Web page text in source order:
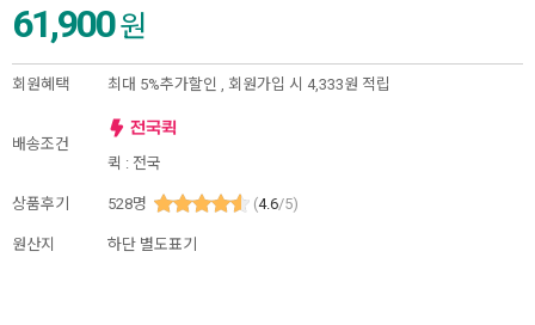
61,900원
회원혜택 최대 5%추가할인 , 회원가입 시 4,333원 적립
배송조건
퀵 : 전국
상품후기 528명 (4.6/5)
원산지 하단 별도표기